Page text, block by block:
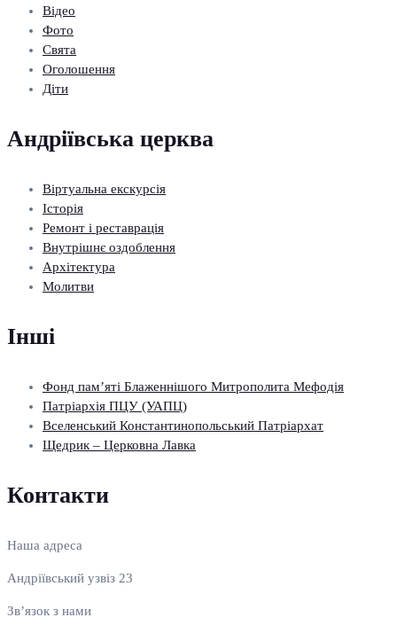
Відео
Фото
Свята
Оголошення
Діти
Андріївська церква
Віртуальна екскурсія
Історія
Ремонт і реставрація
Внутрішнє оздоблення
Архітектура
Молитви
Інші
Фонд пам’яті Блаженнішого Митрополита Мефодія
Патріархія ПЦУ (УАПЦ)
Вселенський Константинопольський Патріархат
Щедрик – Церковна Лавка
Контакти
Наша адреса
Андріївський узвіз 23
Зв’язок з нами